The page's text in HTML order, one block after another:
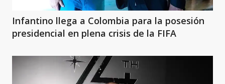
Infantino llega a Colombia para la posesión
presidencial en plena crisis de la FIFA